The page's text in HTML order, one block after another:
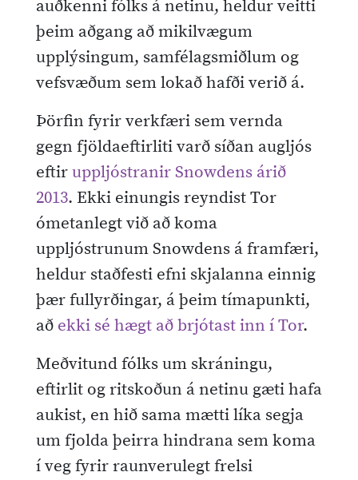
auðkenni fólks á netinu, heldur veitti
þeim aðgang að mikilvægum
upplýsingum, samfélagsmiðlum og
vefsvæðum sem lokað hafði verið á.
Þörfin fyrir verkfæri sem vernda
gegn fjöldaeftirliti varð síðan augljós
eftiruppljóstranir Snowdens árið
2013. Ekki einungis reyndist Tor
ómetanlegt við að koma
uppljóstrunum Snowdens á framfæri,
heldur staðfesti efni skjalanna einnig
þær fullyrðingar, á þeim tímapunkti,
að ekki sé hægt að brjótast inn í Tor.
Meðvitund fólks um skráningu,
eftirlit og ritskoðun á netinu gæti hafa
aukist, en hið sama mætti líka segja
um fjolda þeirra hindrana sem koma
í veg fyrir raunverulegt frelsi